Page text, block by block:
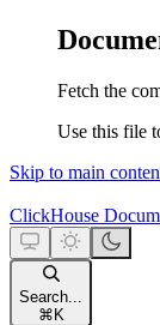
Fetch the
Use this file
Skip to main
ClickHouse
Search...
⌘ K